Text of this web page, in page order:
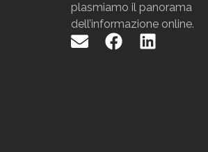
plasmiamo il panorama
dell’informazione online.